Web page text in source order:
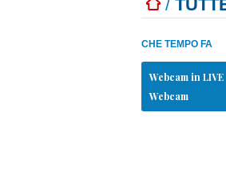
/
CHE TEMPO FA
Webcam in LIVE
Webcam